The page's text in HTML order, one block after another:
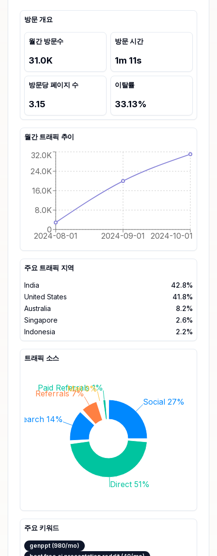
방문 개요
월간 방문수
31.0K
방문 시간
1m 11s
방문당 페이지 수
3.15
이탈률
33.13%
월간 트래픽 추이
2024-08-01 2024-09-01 2024-10-01
0
8.0K
16.0K
24.0K
32.0K
주요 트래픽 지역
India
42.8%
United States
41.8%
Australia
8.2%
Singapore
2.6%
Indonesia
2.2%
트래픽 소스
Social 27%
Paid Referrals 1%
Mail 0%
Referrals 7%
Search 14%
Direct 51%
주요 키워드
genppt (980/mo)